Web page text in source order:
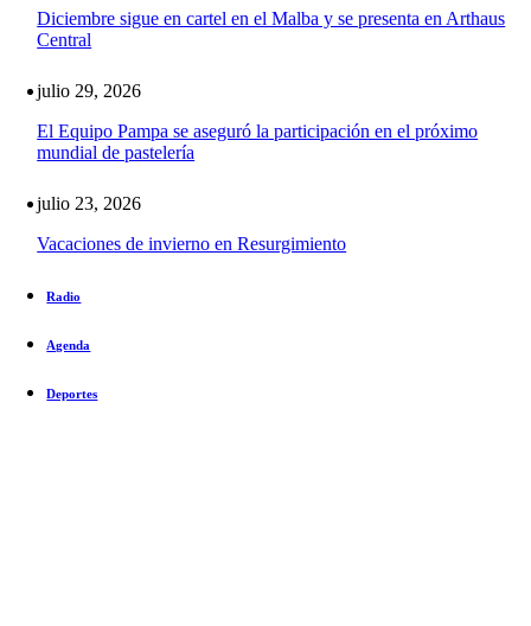
Diciembre sigue en cartel en el Malba y se presenta en Arthaus
Central
julio 29, 2026
El Equipo Pampa se aseguró la participación en el próximo
mundial de pastelería
julio 23, 2026
Vacaciones de invierno en Resurgimiento
Radio
Agenda
Deportes